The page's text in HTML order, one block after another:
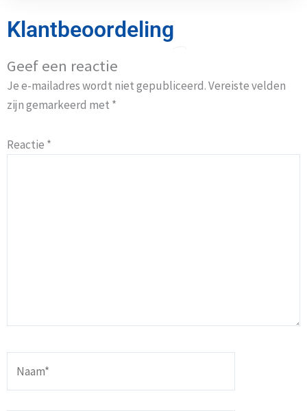
Klantbeoordeling
Geef een reactie
Je e-mailadres wordt niet gepubliceerd.Vereiste velden
zijn gemarkeerd met *
Reactie *